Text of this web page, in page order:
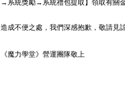
→系統獎勵→系統禮包提取】領取有關金
造成不便之處，我們深感抱歉，敬請見
《魔力學堂》營運團隊敬上